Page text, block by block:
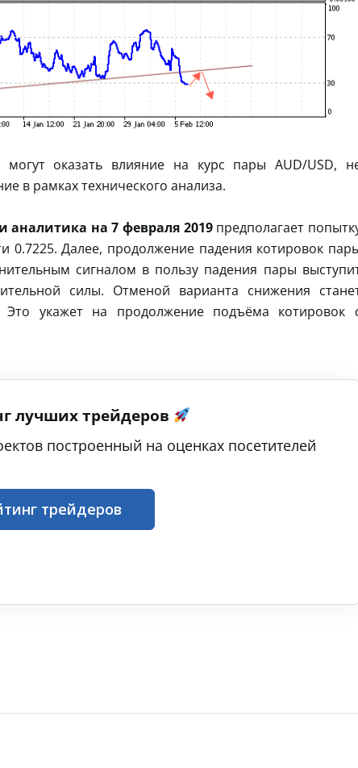
оказать влияние на курс пары AUD/USD,
в рамках технического анализа.
аналитика на 7 февраля 2019предполагает
0.7225. Далее, продолжение падения котировок
сигналом в пользу падения пары
силы. Отменой варианта снижения
укажет на продолжение подъёма котировок
лучших трейдеров
построенный на оценках посетителей
трейдеров